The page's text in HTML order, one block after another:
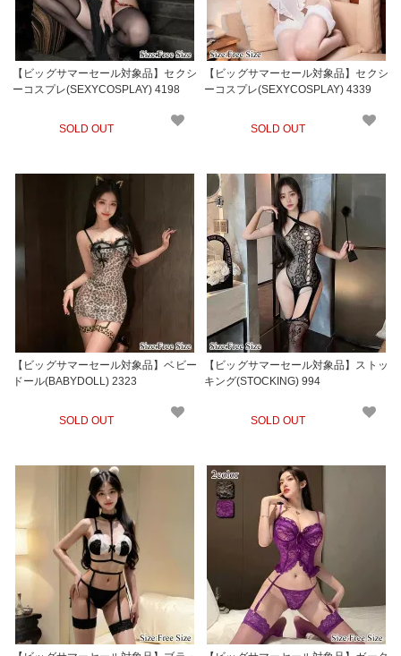
【ビッグサマーセール対象品】セクシ
ーコスプレ(SEXYCOSPLAY) 4198
SOLD OUT
【ビッグサマーセール対象品】セクシ
ーコスプレ(SEXYCOSPLAY) 4339
SOLD OUT
【ビッグサマーセール対象品】ベビー
ドール(BABYDOLL) 2323
SOLD OUT
【ビッグサマーセール対象品】ストッ
キング(STOCKING) 994
SOLD OUT